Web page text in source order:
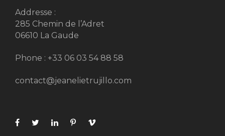
Addresse :
285 Chemin de l’Adret
06610 La Gaude
Phone : +33 06 03 54 88 58
contact@jeanelietrujillo.com